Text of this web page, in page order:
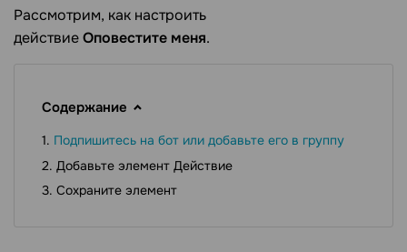
Рассмотрим, как настроить
действиеОповестите меня.
Содержание
Подпишитесь на бот или добавьте его в группу
Добавьте элемент Действие
Сохраните элемент